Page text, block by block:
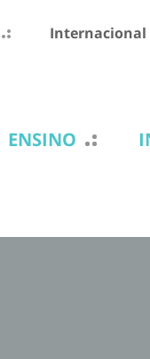
Internacional
ENSINO